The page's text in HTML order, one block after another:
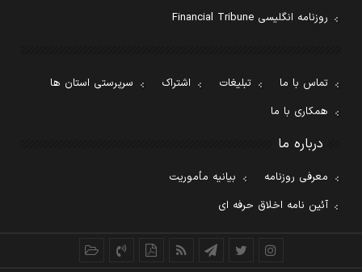
روزنامه انگلیسی Financial Tribune
تماس با ما تبلیغات اشتراک
سرپرستی استان ها
همکاری با ما
درباره ما
معرفی روزنامه
بیانیه مأموریت
آئین نامه اخلاق حرفه ای